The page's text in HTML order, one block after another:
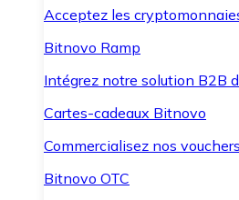
Acceptez les
Bitnovo Ramp
Intégrez notre solution B2B
Cartes-cadeaux Bitnovo
Commercialisez nos
Bitnovo OTC